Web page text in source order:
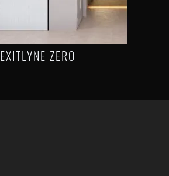
EXITLYNE ZERO